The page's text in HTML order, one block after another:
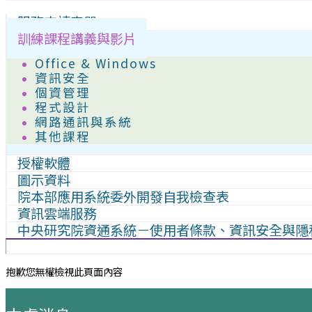
服務申請表單
訓練課程講義與影片
Office & Windows
資訊安全
個資管理
程式設計
網路通訊與系統
其他課程
授權軟體
圖示資料
院本部應用系統委外開發自我檢查表
資訊雲端服務
中央研究院資通系統－使用者條款、資訊安全與
抱歉您無權檢視此頁面內容